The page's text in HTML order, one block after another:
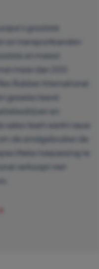
grootste
en transportbanden
en meest
meer dan 200
Rubber International
geselecteerd
en
sales team werkt nauw
de eindgebruiker de
toepassing te
verkoopt niet